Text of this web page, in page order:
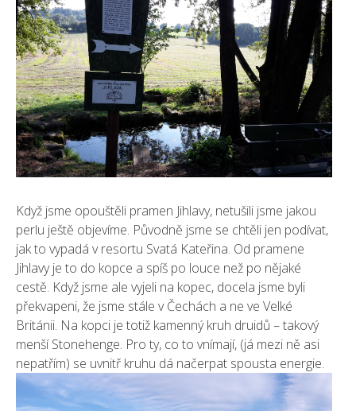
Když jsme opouštěli pramen Jihlavy, netušili jsme jakou
perlu ještě objevíme. Původně jsme se chtěli jen podívat,
jak to vypadá v resortu Svatá Kateřina. Od pramene
Jihlavy je to do kopce a spíš po louce než po nějaké
cestě. Když jsme ale vyjeli na kopec, docela jsme byli
překvapeni, že jsme stále v Čechách a ne ve Velké
Británii. Na kopci je totiž kamenný kruh druidů – takový
menší Stonehenge. Pro ty, co to vnímají, (já mezi ně asi
nepatřím) se uvnitř kruhu dá načerpat spousta energie.